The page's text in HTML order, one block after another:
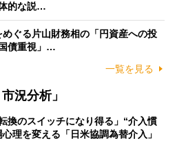
的な説…
めぐる片山財務相の「円資産への投
債重視」…
一覧を見る
況分析」
換のスイッチになり得る」“介入慣
理を変える「日米協調為替介入」